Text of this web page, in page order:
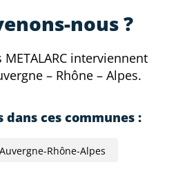
nous ?
interviennent
– Rhône – Alpes.
ces communes :
Auvergne-Rhône-Alpes